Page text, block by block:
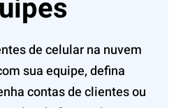
de celular na nuvem
sua equipe, defina
contas de clientes ou